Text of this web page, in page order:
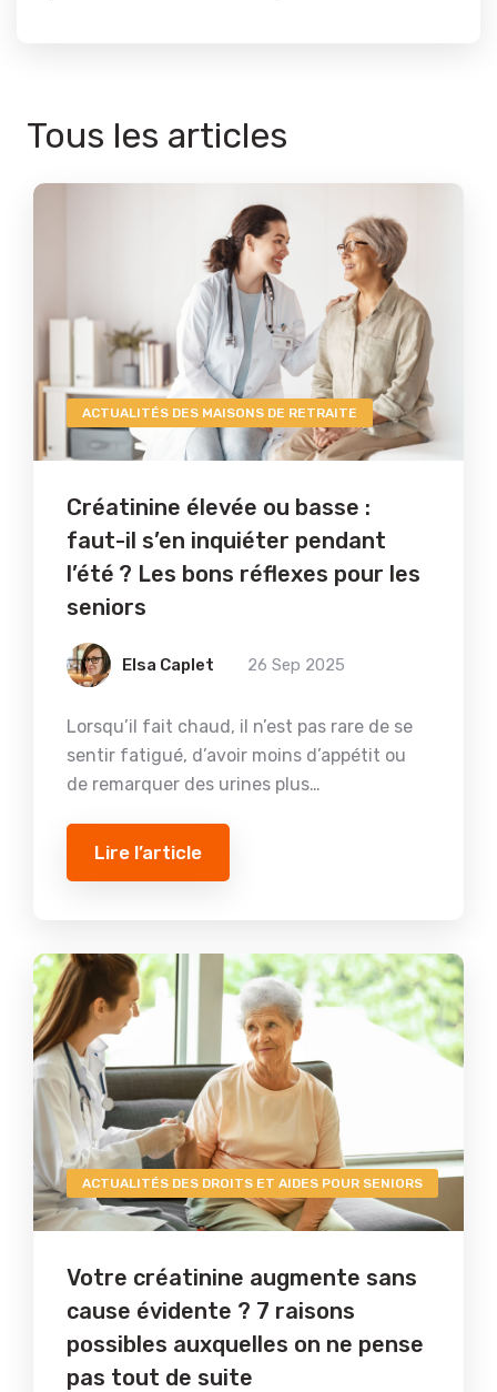
Tous les articles
ACTUALITÉS DES MAISONS DE RETRAITE
Créatinine élevée ou basse :
faut-il s’en inquiéter pendant
l’été ? Les bons réflexes pour les
seniors
Elsa Caplet 26 Sep 2025
Lorsqu’il fait chaud, il n’est pas rare de se
sentir fatigué, d’avoir moins d’appétit ou
de remarquer des urines plus…
Lire l’article
ACTUALITÉS DES DROITS ET AIDES POUR SENIORS
Votre créatinine augmente sans
cause évidente ? 7 raisons
possibles auxquelles on ne pense
pas tout de suite